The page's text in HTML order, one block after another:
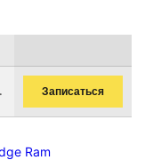
Записаться
Ram